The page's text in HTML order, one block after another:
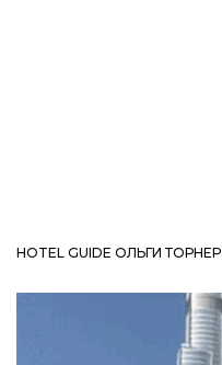
HOTEL GUIDE ОЛЬГИ ТОРНЕР